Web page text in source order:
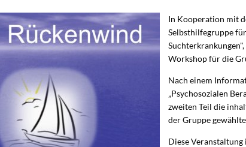
In Kooperation mit
Selbsthilfegruppe
Workshop für die
Nach einem
„Psychosozialen
zweiten Teil die
der Gruppe
Diese